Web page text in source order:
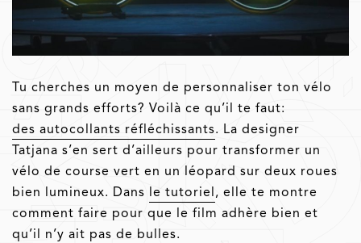
Tu cherches un moyen de personnaliser ton vélo
sans grands efforts? Voilà ce qu’il te faut:
des autocollants réfléchissants. La designer
Tatjana s’en sert d’ailleurs pour transformer un
vélo de course vert en un léopard sur deux roues
bien lumineux. Dans le tutoriel , elle te montre
comment faire pour que le film adhère bien et
qu’il n’y ait pas de bulles.